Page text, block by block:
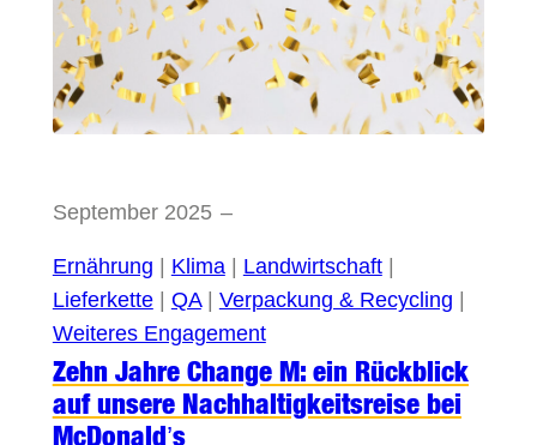
September 2025 –
Ernährung Klima | Landwirtschaft
Lieferkette | QA | Verpackung & Recycling
Weiteres Engagement
Zehn Jahre Change M: ein Rückblick
auf unsere Nachhaltigkeitsreise bei
McDonald’s